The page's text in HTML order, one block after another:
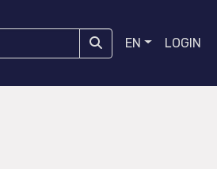
EN LOGIN